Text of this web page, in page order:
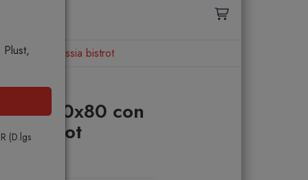
(D.lgs
6 sedie Cassia bistrot
140x80 con
bistrot